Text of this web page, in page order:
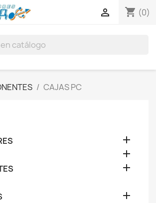
shopping_cart (0)

CAJAS PC



